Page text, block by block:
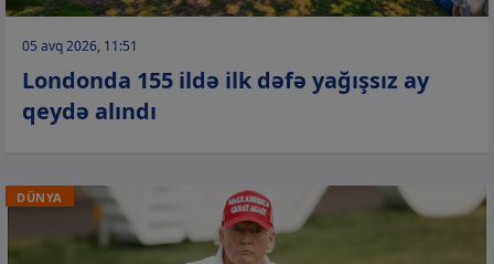
05 avq 2026, 11:51
Londonda 155 ildə ilk dəfə yağışsız ay
qeydə alındı
DÜNYA